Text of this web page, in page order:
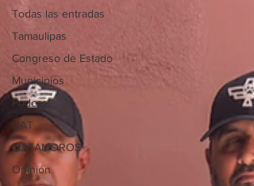
Todas las entradas
Tamaulipas
Congreso de Estado
Municipios
Podcast
UAT
MATAMOROS
Opinión